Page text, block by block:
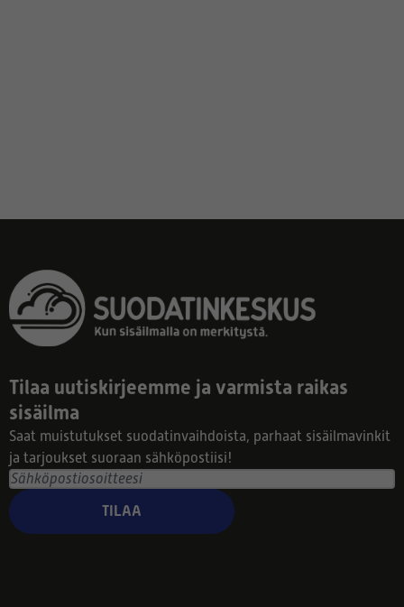
Tilaa uutiskirjeemme ja varmista raikas
sisäilma
Saat muistutukset suodatinvaihdoista, parhaat sisäilmavinkit
ja tarjoukset suoraan sähköpostiisi!
TILAA